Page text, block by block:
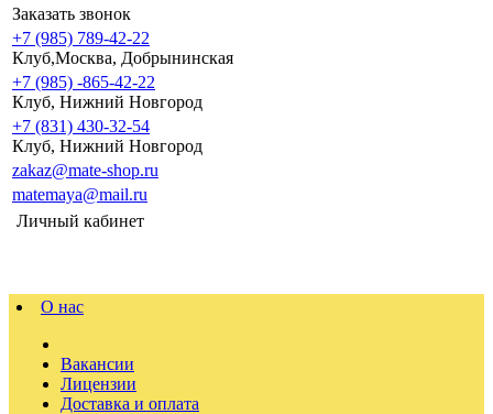
Заказать звонок
+7 (985) 789-42-22
Клуб,Москва, Добрынинская
+7 (985) -865-42-22
Клуб, Нижний Новгород
+7 (831) 430-32-54
Клуб, Нижний Новгород
zakaz@mate-shop.ru
matemaya@mail.ru
Личный кабинет
О нас
Вакансии
Лицензии
Доставка и оплата